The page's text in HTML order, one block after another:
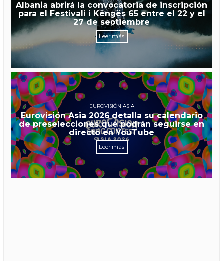
Albania abrirá la convocatoria de inscripción
para el Festivali i Këngës 65 entre el 22 y el
27 de septiembre
Leer más
EUROVISIÓN ASIA
Eurovisión Asia 2026 detalla su calendario
de preselecciones que podrán seguirse en
directo en YouTube
Leer más